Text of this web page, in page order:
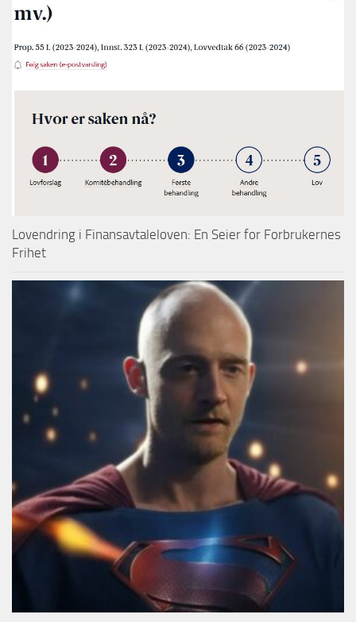
Lovendring i Finansavtaleloven: En Seier for Forbrukernes
Frihet